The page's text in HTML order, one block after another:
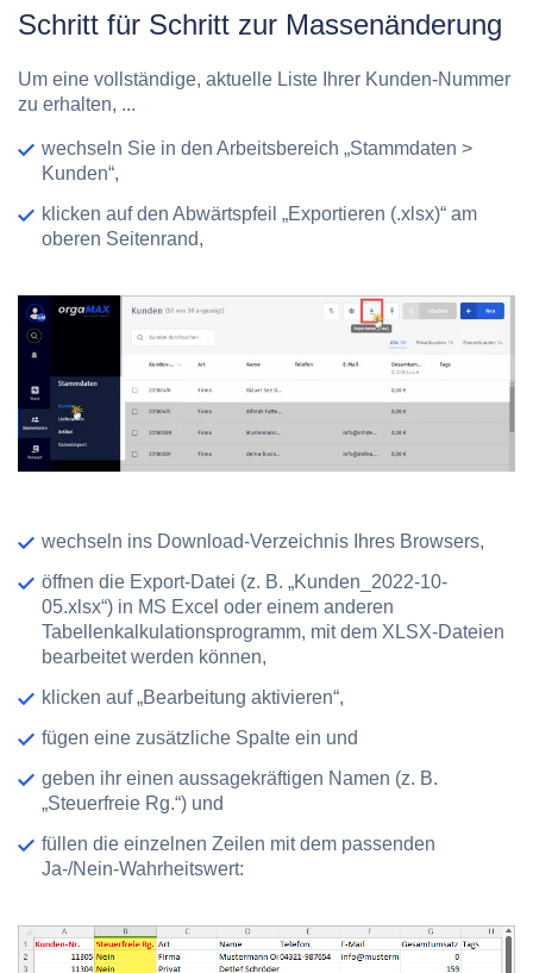
Schritt für Schritt zur Massenänderung
Um eine vollständige, aktuelle Liste Ihrer Kunden-Nummer
zu erhalten, ...
wechseln Sie in den Arbeitsbereich „Stammdaten >
Kunden“,
klicken auf den Abwärtspfeil „Exportieren (.xlsx)“ am
oberen Seitenrand,
wechseln ins Download-Verzeichnis Ihres Browsers,
öffnen die Export-Datei (z. B. „Kunden_2022-10-
05.xlsx“) in MS Excel oder einem anderen
Tabellenkalkulationsprogramm, mit dem XLSX-Dateien
bearbeitet werden können,
klicken auf „Bearbeitung aktivieren“,
fügen eine zusätzliche Spalte ein und
geben ihr einen aussagekräftigen Namen (z. B.
„Steuerfreie Rg.“) und
füllen die einzelnen Zeilen mit dem passenden
Ja-/Nein-Wahrheitswert: